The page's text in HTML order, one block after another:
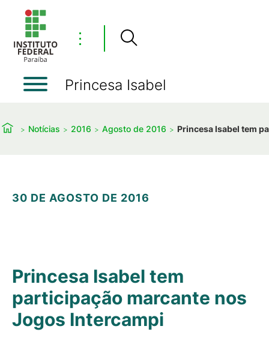
⋮
Princesa Isabel
Notícias 2016 Agosto de 2016 Princesa Isabel tem
30 DE AGOSTO DE 2016
Princesa Isabel tem
participação marcante nos
Jogos Intercampi